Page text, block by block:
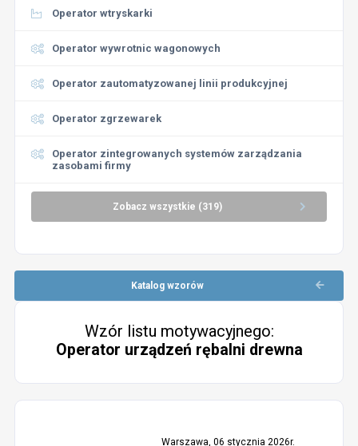
Operator wtryskarki
Operator wywrotnic wagonowych
Operator zautomatyzowanej linii produkcyjnej
Operator zgrzewarek
Operator zintegrowanych systemów zarządzania
zasobami firmy
Zobacz wszystkie (319)
Katalog wzorów
Wzór listu motywacyjnego:
Operator urządzeń rębalni drewna
Warszawa, 06 stycznia 2026r.